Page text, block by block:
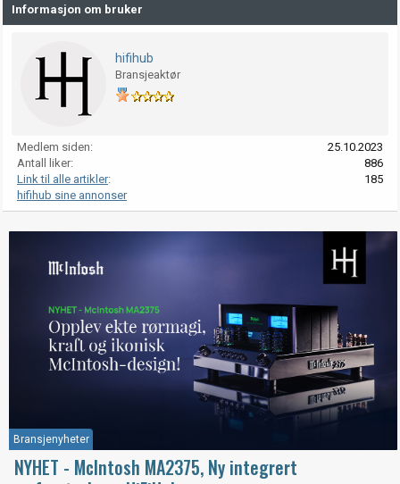
Informasjon om bruker
hifihub
Bransjeaktør
Medlem siden
25.10.2023
Antall liker
886
Link til alle artikler
185
hifihub sine annonser
Bransjenyheter
NYHET - McIntosh MA2375, Ny integrert